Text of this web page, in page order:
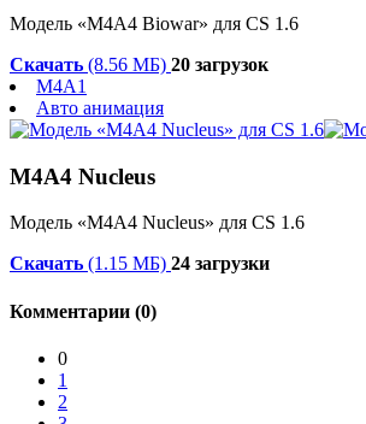
Модель «M4A4 Biowar» для CS 1.6
Скачать (8.56 МБ) 20 загрузок
M4A1
Авто анимация
M4A4 Nucleus
Модель «M4A4 Nucleus» для CS 1.6
Скачать (1.15 МБ) 24 загрузки
Комментарии (0)
0
1
2